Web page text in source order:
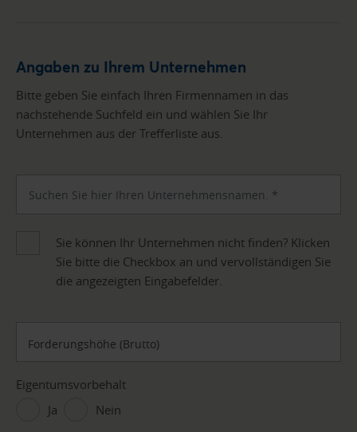
Angaben zu Ihrem Unternehmen
Bitte geben Sie einfach Ihren Firmennamen in das
nachstehende Suchfeld ein und wählen Sie Ihr
Unternehmen aus der Trefferliste aus.
Sie können Ihr Unternehmen nicht finden? Klicken
Sie bitte die Checkbox an und vervollständigen Sie
die angezeigten Eingabefelder.
Forderungshöhe (Brutto)
Eigentumsvorbehalt
Ja
Nein